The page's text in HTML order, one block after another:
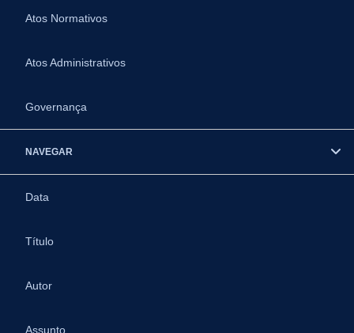
Atos Normativos
Atos Administrativos
Governança
NAVEGAR
Data
Título
Autor
Assunto